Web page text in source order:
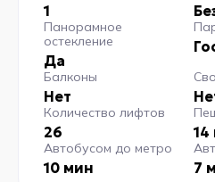
1
Панорамное
остекление
Да
Балконы
Нет
Количество лифтов
26 14
Автобусом до метро
10 мин 7